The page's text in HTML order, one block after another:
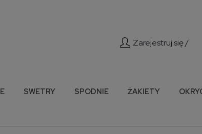
Zarejestruj się /
SWETRY SPODNIE ŻAKIETY